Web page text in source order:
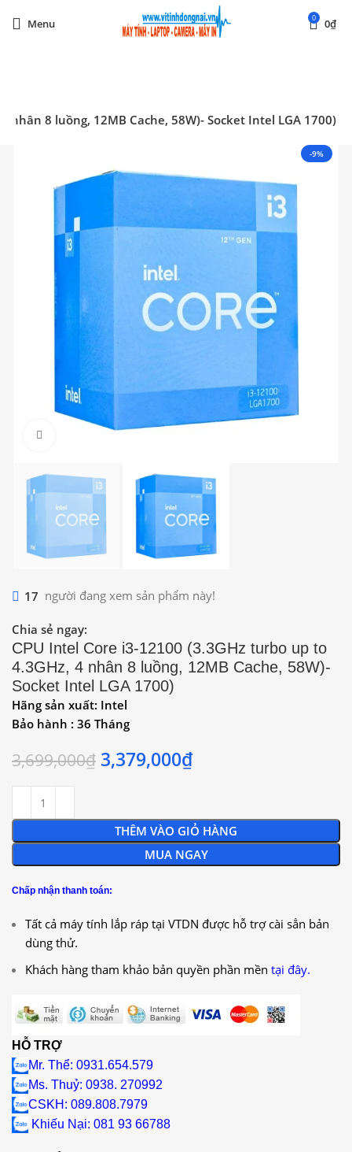
Menu 0 0₫
nhân 8 luồng, 12MB Cache, 58W)- Socket Intel LGA 1700)
-9%
Click to enlarge
17 người đang xem sản phẩm này!
Chia sẻ ngay:
CPU Intel Core i3-12100 (3.3GHz turbo up to
4.3GHz, 4 nhân 8 luồng, 12MB Cache, 58W)-
Socket Intel LGA 1700)
Hãng sản xuất: Intel
Bảo hành : 36 Tháng
3,699,000₫ 3,379,000₫
THÊM VÀO GIỎ HÀNG
MUA NGAY
Chấp nhận thanh toán:
Tất cả máy tính lắp ráp tại VTDN được hỗ trợ cài sẳn bản
dùng thử.
Khách hàng tham khảo bản quyền phần mền tại đây.
HỖ TRỢ
Mr. Thể: 0931.654.579
Ms. Thuỷ: 0938. 270992
CSKH: 089.808.7979
Khiếu Nại: 081 93 66788